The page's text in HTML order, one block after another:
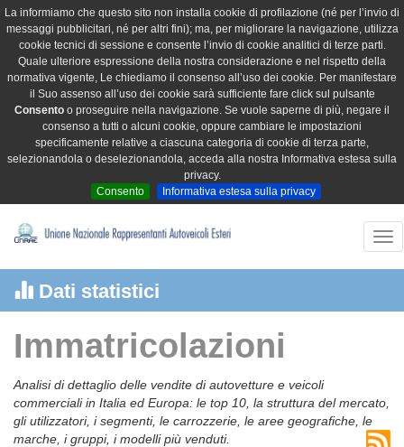
La informiamo che questo sito non installa cookie di profilazione (né per l’invio di
messaggi pubblicitari, né per altri fini); ma, per migliorare la navigazione, utilizza
cookie tecnici di sessione e consente l’invio di cookie analitici di terze parti.
Quale ulteriore espressione della nostra considerazione e nel rispetto della
normativa vigente, Le chiediamo il consenso all’uso dei cookie. Per manifestare
il Suo assenso all’uso dei cookie sarà sufficiente fare click sul pulsante
Consento o proseguire nella navigazione. Se vuole saperne di più, negare il
consenso a tutti o alcuni cookie, oppure cambiare le impostazioni
specificamente relative a ciascuna categoria di cookie di terza parte,
selezionandola o deselezionandola, acceda alla nostra Informativa estesa sulla
privacy.
Consento
Informativa estesa sulla privacy
Dati statistici
Immatricolazioni
Analisi di dettaglio delle vendite di autovetture e veicoli
commerciali in Italia ed Europa: le top 10, la struttura del mercato,
gli utilizzatori, i segmenti, le carrozzerie, le aree geografiche, le
marche, i gruppi, i modelli più venduti.